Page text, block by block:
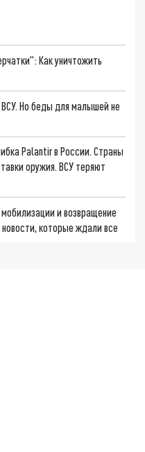
Как уничтожить
Но беды для малышей не
Palantir в России. Страны
оружия. ВСУ теряют
и возвращение
которые ждали все